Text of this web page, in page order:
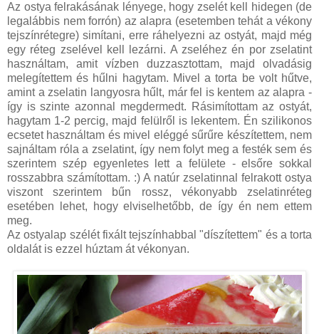
Az ostya felrakásának lényege, hogy zselét kell hidegen (de
legalábbis nem forrón) az alapra (esetemben tehát a vékony
tejszínrétegre) simítani, erre ráhelyezni az ostyát, majd még
egy réteg zselével kell lezárni. A zseléhez én por zselatint
használtam, amit vízben duzzasztottam, majd olvadásig
melegítettem és hűlni hagytam. Mivel a torta be volt hűtve,
amint a zselatin langyosra hűlt, már fel is kentem az alapra -
így is szinte azonnal megdermedt. Rásimítottam az ostyát,
hagytam 1-2 percig, majd felülről is lekentem. Én szilikonos
ecsetet használtam és mivel eléggé sűrűre készítettem, nem
sajnáltam róla a zselatint, így nem folyt meg a festék sem és
szerintem szép egyenletes lett a felülete - elsőre sokkal
rosszabbra számítottam. :) A natúr zselatinnal felrakott ostya
viszont szerintem bűn rossz, vékonyabb zselatinréteg
esetében lehet, hogy elviselhetőbb, de így én nem ettem
meg.
Az ostyalap szélét fixált tejszínhabbal "díszítettem" és a torta
oldalát is ezzel húztam át vékonyan.